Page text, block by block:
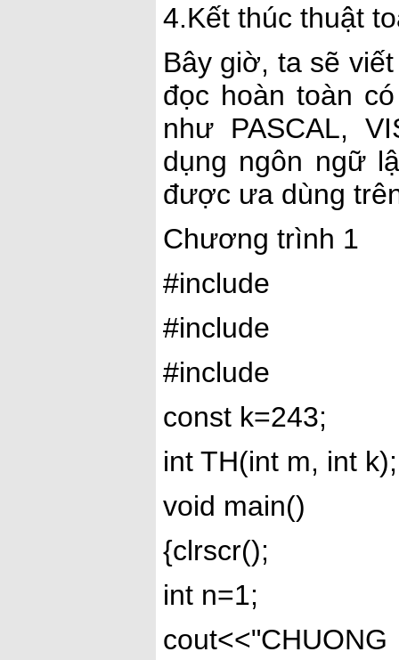
4.Kết thúc thuật
Bây giờ, ta sẽ
đọc hoàn toàn
như PASCAL,
dụng ngôn ngữ
được ưa dùng
Chương trình 1
#include
#include
#include
const k=243;
int TH(int m, int k);
void main()
{clrscr();
int n=1;